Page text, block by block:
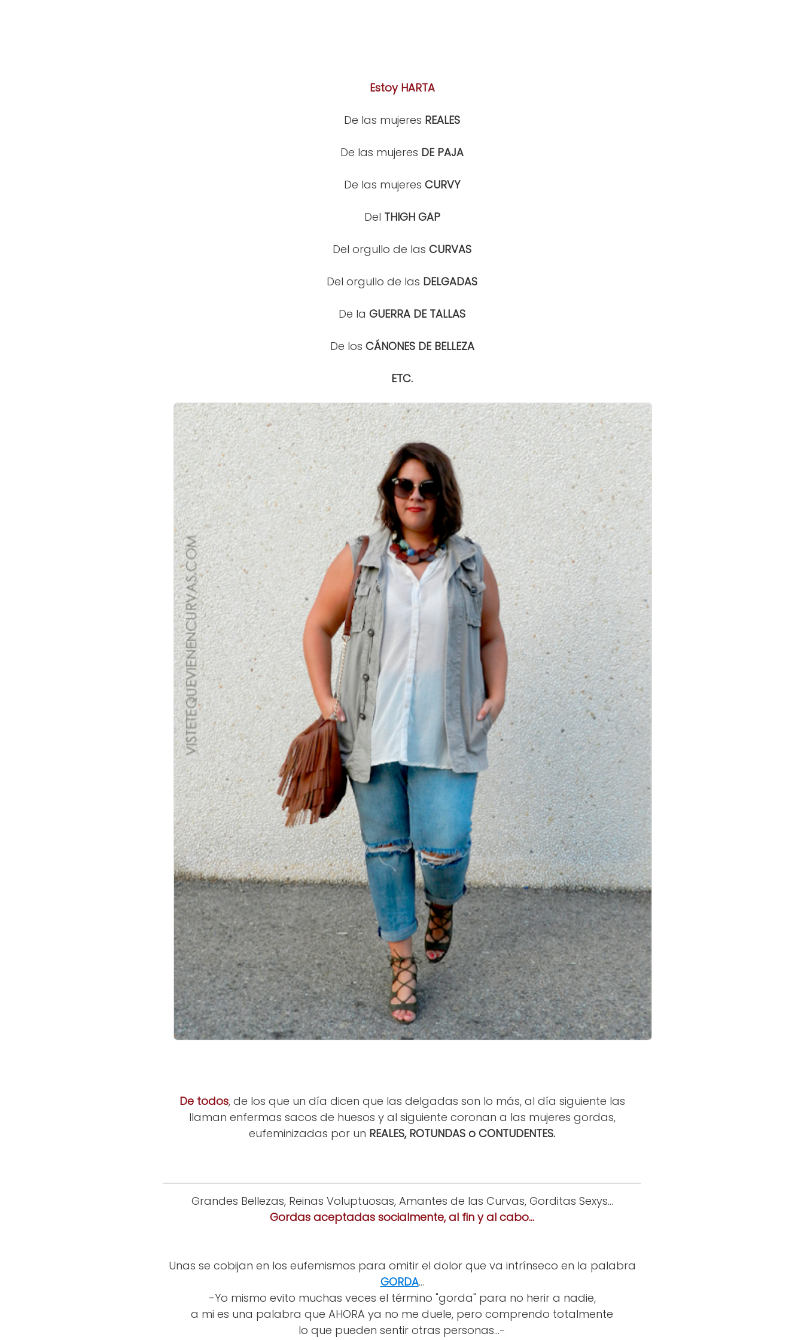
Estoy HARTA
De las mujeres REALES
De las mujeres DE PAJA
De las mujeres CURVY
Del THIGH GAP
Del orgullo de las CURVAS
Del orgullo de las DELGADAS
De la GUERRA DE TALLAS
De los CÁNONES DE BELLEZA
ETC.
De todos, de los que un día dicen que las delgadas son lo más, al día siguiente las
llaman enfermas sacos de huesos y al siguiente coronan a las mujeres gordas,
eufeminizadas por un REALES, ROTUNDAS o CONTUDENTES.
Grandes Bellezas, Reinas Voluptuosas, Amantes de las Curvas, Gorditas Sexys...
Gordas aceptadas socialmente, al fin y al cabo...
Unas se cobijan en los eufemismos para omitir el dolor que va intrínseco en la palabra
GORDA...
-Yo mismo evito muchas veces el término "gorda" para no herir a nadie,
a mi es una palabra que AHORA ya no me duele, pero comprendo totalmente
lo que pueden sentir otras personas...-